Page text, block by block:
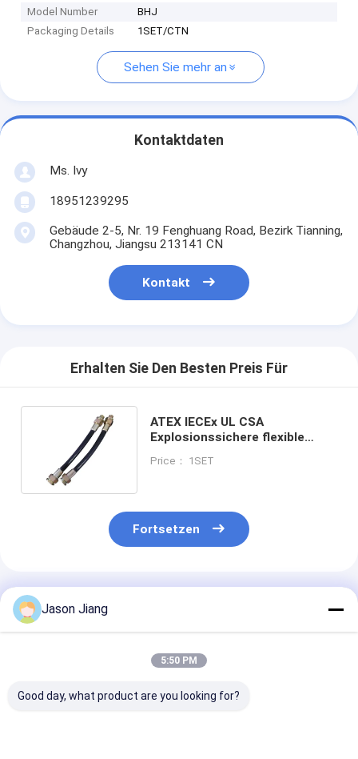
Model Number
BHJ
Packaging Details
1SET/CTN
Sehen Sie mehr an
Kontaktdaten
Ms. Ivy
18951239295
Gebäude 2-5, Nr. 19 Fenghuang Road, Bezirk Tianning,
Changzhou, Jiangsu 213141 CN
Kontakt
Erhalten Sie Den Besten Preis Für
ATEX IECEx UL CSA
Explosionssichere flexible
T6/T5 Gb
Price： 1SET
Fortsetzen
Empfohlene Produkte
Jason Jiang
5:50 PM
Good day, what product are you looking for?